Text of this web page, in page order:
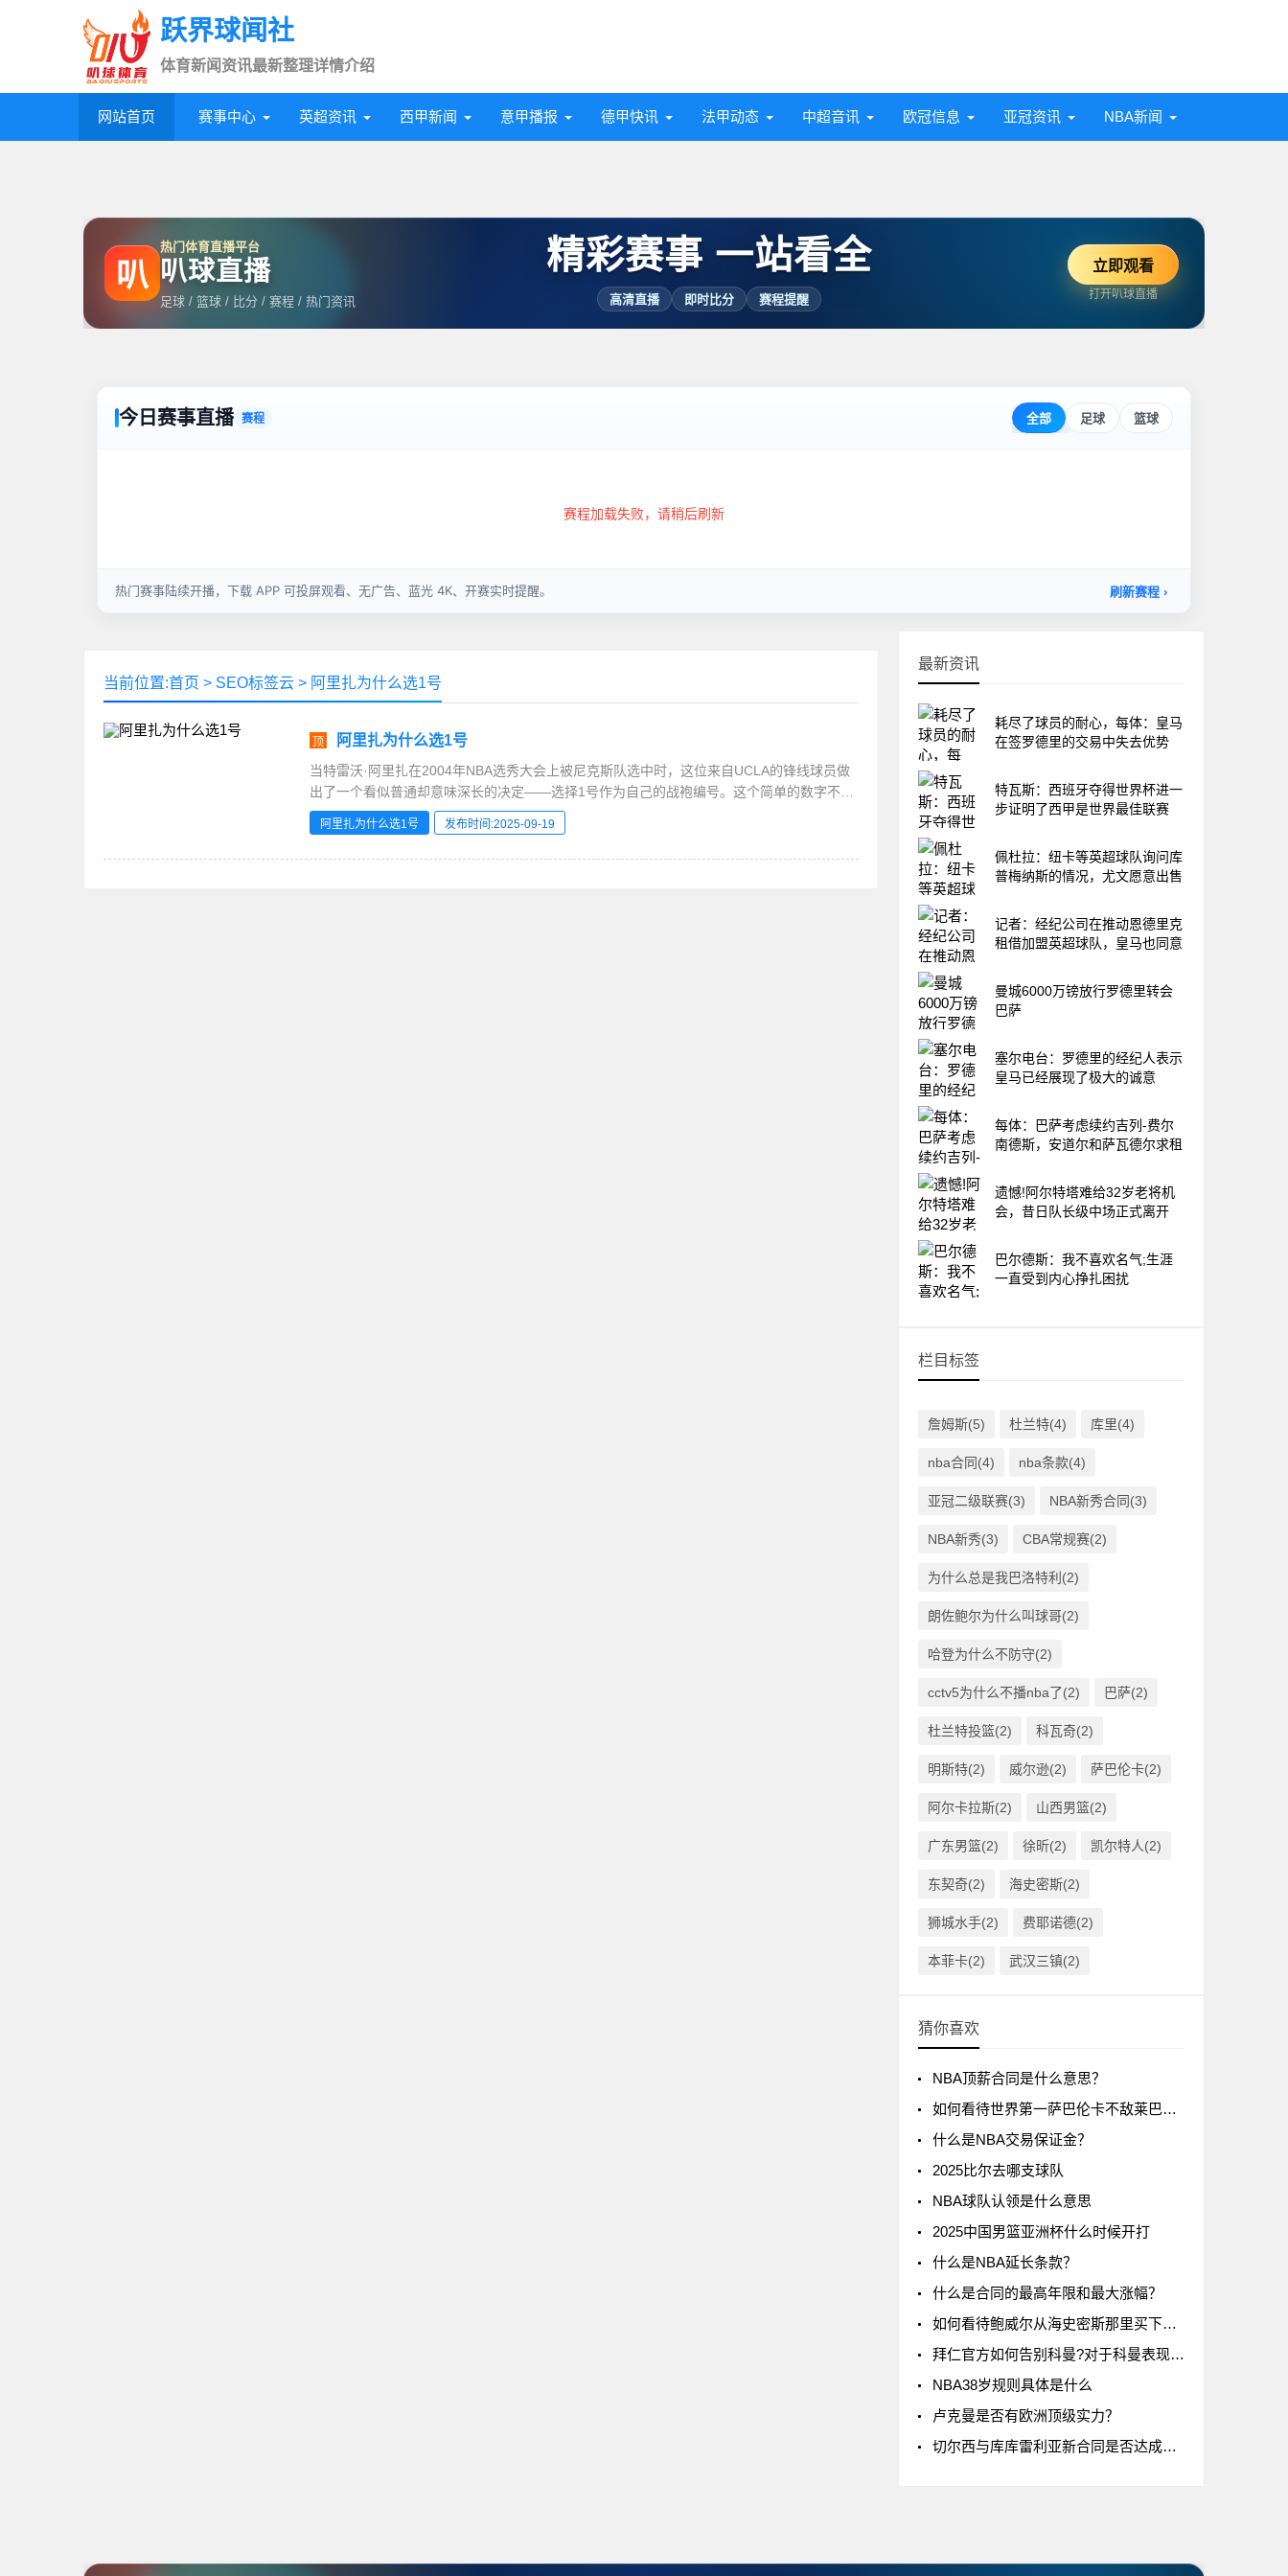
跃界球闻社
体育新闻资讯最新整理详情介绍
网站首页 赛事中心 英超资讯 西甲新闻 意甲播报 德甲快讯 法甲动态 中超音讯 欧冠信息 亚冠资讯 NBA新闻
叭
热门体育直播平台
叭球直播
足球 / 篮球 / 比分 / 赛程 / 热门资讯
精彩赛事 一站看全
高清直播 即时比分 赛程提醒
立即观看
打开叭球直播
当前位置:首页 > SEO标签云 > 阿里扎为什么选1号
顶 阿里扎为什么选1号
当特雷沃·阿里扎在2004年NBA选秀大会上被尼克斯队选中时，这位来自UCLA的锋线球员做
出了一个看似普通却意味深长的决定——选择1号作为自己的战袍编号。这个简单的数字不仅
伴随他辗转湖人、火箭、奇才等9支球队，更成为其1...
阿里扎为什么选1号 发布时间:2025-09-19
最新资讯
耗尽了球员的耐心，每体：皇马
在签罗德里的交易中失去优势
特瓦斯：西班牙夺得世界杯进一
步证明了西甲是世界最佳联赛
佩杜拉：纽卡等英超球队询问库
普梅纳斯的情况，尤文愿意出售
记者：经纪公司在推动恩德里克
租借加盟英超球队，皇马也同意
曼城6000万镑放行罗德里转会
巴萨
塞尔电台：罗德里的经纪人表示
皇马已经展现了极大的诚意
每体：巴萨考虑续约吉列-费尔
南德斯，安道尔和萨瓦德尔求租
遗憾!阿尔特塔难给32岁老将机
会，昔日队长级中场正式离开
巴尔德斯：我不喜欢名气;生涯
一直受到内心挣扎困扰
栏目标签
詹姆斯(5) 杜兰特(4) 库里(4)
nba合同(4) nba条款(4)
亚冠二级联赛(3) NBA新秀合同(3)
NBA新秀(3) CBA常规赛(2)
为什么总是我巴洛特利(2)
朗佐鲍尔为什么叫球哥(2)
哈登为什么不防守(2)
cctv5为什么不播nba了(2) 巴萨(2)
杜兰特投篮(2) 科瓦奇(2)
明斯特(2) 威尔逊(2) 萨巴伦卡(2)
阿尔卡拉斯(2) 山西男篮(2)
广东男篮(2) 徐昕(2) 凯尔特人(2)
东契奇(2) 海史密斯(2)
狮城水手(2) 费耶诺德(2)
本菲卡(2) 武汉三镇(2)
猜你喜欢
NBA顶薪合同是什么意思？
如何看待世界第一萨巴伦卡不敌莱巴金娜?
什么是NBA交易保证金？
2025比尔去哪支球队
NBA球队认领是什么意思
2025中国男篮亚洲杯什么时候开打
什么是NBA延长条款？
什么是合同的最高年限和最大涨幅？
如何看待鲍威尔从海史密斯那里买下了24号球衣
拜仁官方如何告别科曼?对于科曼表现如何评价
NBA38岁规则具体是什么
卢克曼是否有欧洲顶级实力？
切尔西与库库雷利亚新合同是否达成一致